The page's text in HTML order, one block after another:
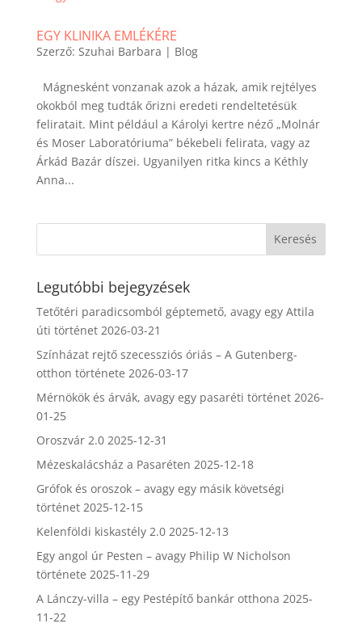
EGY KLINIKA EMLÉKÉRE
Szerző: Szuhai Barbara | Blog
Mágnesként vonzanak azok a házak, amik rejtélyes
okokból meg tudták őrizni eredeti rendeltetésük
feliratait. Mint például a Károlyi kertre néző „Molnár
és Moser Laboratóriuma” békebeli felirata, vagy az
Árkád Bazár díszei. Ugyanilyen ritka kincs a Kéthly
Anna...
Legutóbbi bejegyzések
Tetőtéri paradicsomból géptemető, avagy egy Attila
úti történet 2026-03-21
Színházat rejtő szecessziós óriás – A Gutenberg-
otthon története 2026-03-17
Mérnökök és árvák, avagy egy pasaréti történet 2026-
01-25
Oroszvár 2.0 2025-12-31
Mézeskalácsház a Pasaréten 2025-12-18
Grófok és oroszok – avagy egy másik követségi
történet 2025-12-15
Kelenföldi kiskastély 2.0 2025-12-13
Egy angol úr Pesten – avagy Philip W Nicholson
története 2025-11-29
A Lánczy-villa – egy Pestépítő bankár otthona 2025-
11-22